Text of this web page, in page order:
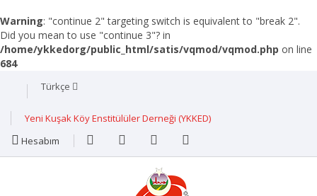
Warning: "continue 2" targeting switch is equivalent to "break 2".
Did you mean to use "continue 3"? in
/home/ykkedorg/public_html/satis/vqmod/vqmod.php on line
684
Türkçe
Yeni Kuşak Köy Enstitülüler Derneği (YKKED)
Hesabım